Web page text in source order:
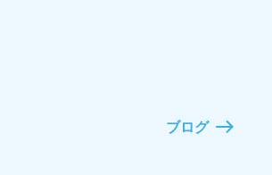
ブログ